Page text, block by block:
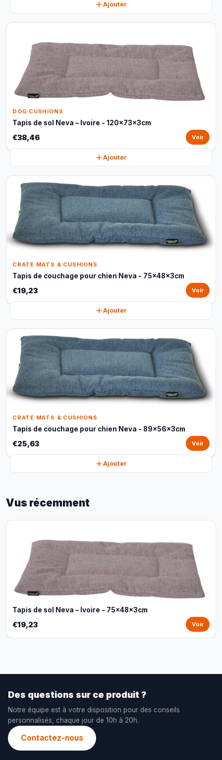
Ajouter
DOG CUSHIONS
Tapis de sol Neva – Ivoire - 120x73x3cm
€38,46 Voir
Ajouter
CRATE MATS & CUSHIONS
Tapis de couchage pour chien Neva - 75x48x3cm
€19,23 Voir
Ajouter
CRATE MATS & CUSHIONS
Tapis de couchage pour chien Neva - 89x56x3cm
€25,63 Voir
Ajouter
Vus récemment
Tapis de sol Neva – Ivoire - 75x48x3cm
€19,23 Voir
Des questions sur ce produit ?
Notre équipe est à votre disposition pour des conseils
personnalisés, chaque jour de 10h à 20h.
Contactez-nous